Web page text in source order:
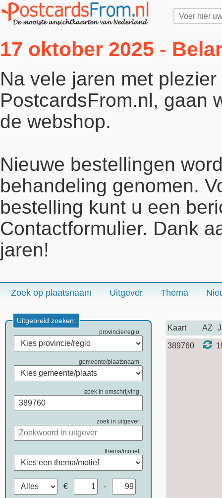
17 oktober 2025 -
Na vele jaren met
PostcardsFrom.nl, gaan
de webshop.
Nieuwe bestellingen
behandeling genomen.
bestelling kunt u een
Contactformulier. Dank
jaren!
Zoek op plaatsnaam Uitgever Thema
Uitgebreid zoeken:
provincie/regio
gemeente/plaatsnaam
zoek in omschrijving
zoek in uitgever
thema/motief
€ -
Kaart AZ
389760